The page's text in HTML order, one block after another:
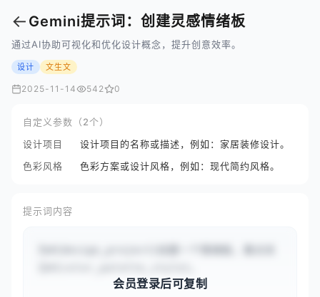
← Gemini提示词：创建灵感情绪板
通过AI协助可视化和优化设计概念，提升创意效率。
设计 文生文
2025-11-14 542 0
自定义参数（2个）
设计项目
设计项目的名称或描述，例如：家居装修设计。
色彩风格
色彩方案或设计风格，例如：现代简约风格。
提示词内容
会员登录后可复制